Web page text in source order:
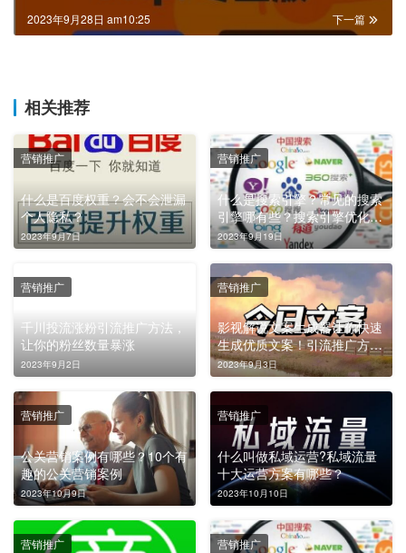
下一篇
2023年9月28日 am10:25
相关推荐
什么是百度权重？会不会泄漏
个人隐私？
2023年9月7日
营销推广
什么是搜索引擎？常见的搜索
引擎哪有些？搜索引擎优化建
议
2023年9月19日
营销推广
千川投流涨粉引流推广方法，
让你的粉丝数量暴涨
2023年9月2日
营销推广
影视解说文案生成器让你快速
生成优质文案！引流推广方法
助你快速涨粉
2023年9月3日
营销推广
公关营销案例有哪些？10个有
趣的公关营销案例
2023年10月9日
营销推广
什么叫做私域运营?私域流量
十大运营方案有哪些？
2023年10月10日
营销推广
营销推广 营销推广